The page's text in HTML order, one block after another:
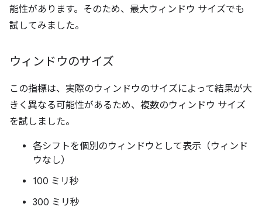
能性があります。そのため、最大ウィンドウ サイズでも
試してみました。
ウィンドウのサイズ
この指標は、実際のウィンドウのサイズによって結果が大
きく異なる可能性があるため、複数のウィンドウ サイズ
を試しました。
各シフトを個別のウィンドウとして表示（ウィンド
ウなし）
100 ミリ秒
300 ミリ秒